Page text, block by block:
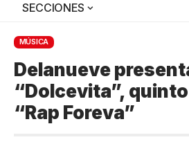
SECCIONES
MÚSICA
Delanueve
“Dolcevita”,
“Rap Foreva”